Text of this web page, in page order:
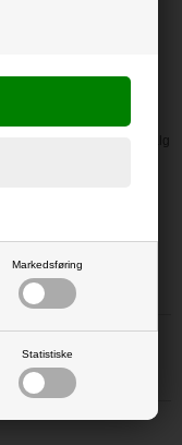
Markedsføring
Statistiske
et stort udvalg af alt i
og tilbehør til
media og meget
største og bedste udvalg
hvis du er nybegynder
hjemmelavede
/ scrap butik og få
– 365 dage om året.